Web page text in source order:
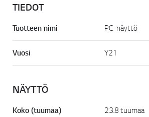
n
i
n
k
i
.
TIEDOT
Tuotteen nimi PC-näyttö
Vuosi Y21
NÄYTTÖ
Koko (tuumaa) 23.8 tuumaa